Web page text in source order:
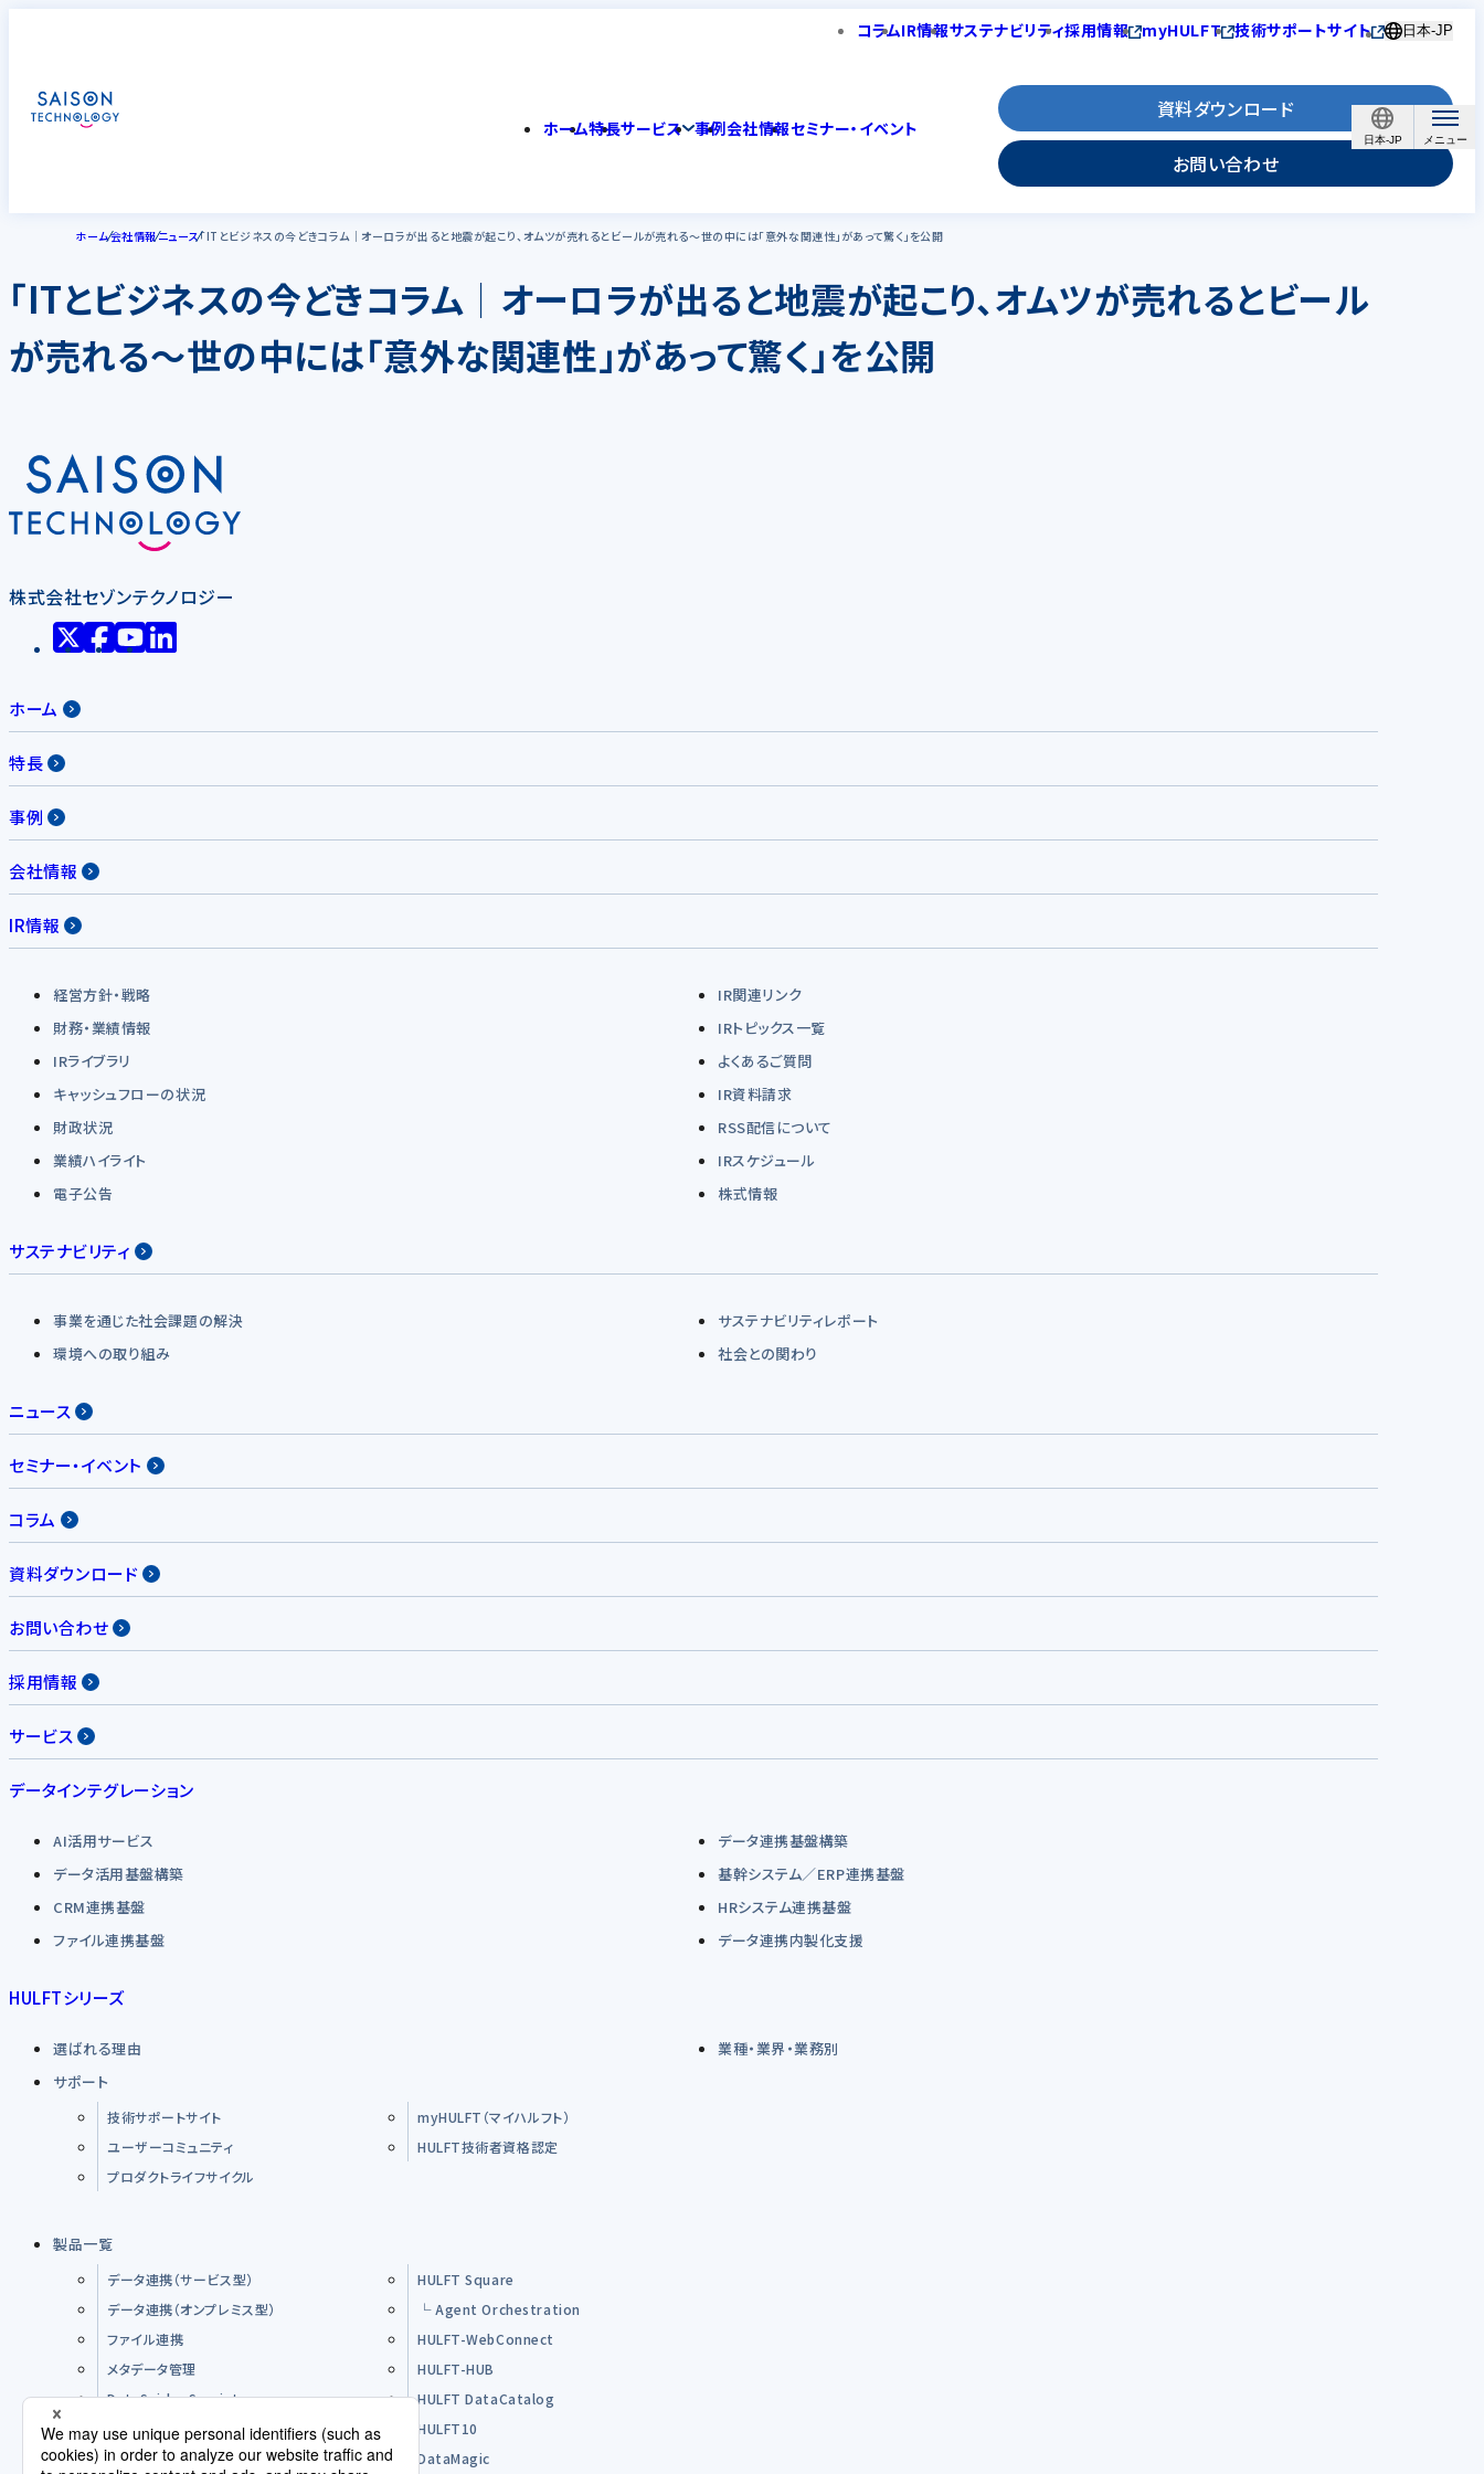
日本-JP
コラムIR情報サステナビリティ採用情報 myHULFT 技術サポートサイト 日本-JP
ホーム特長サービス 事例会社情報セミナー・イベント
資料ダウンロード
お問い合わせ
ホーム会社情報ニュース「ITとビジネスの今どきコラム│オーロラが出ると地震が起こり、オムツが売れるとビールが売れる～世の中には「意外な関連性」があって驚く」を公開
「ITとビジネスの今どきコラム│オーロラが出ると地震が起こり、オムツが売れるとビール
が売れる～世の中には「意外な関連性」があって驚く」を公開
株式会社セゾンテクノロジー
ホーム
特長
事例
会社情報
IR情報
経営方針・戦略
IR関連リンク
財務・業績情報
IRトピックス一覧
IRライブラリ
よくあるご質問
キャッシュフローの状況
IR資料請求
財政状況
RSS配信について
業績ハイライト
IRスケジュール
電子公告
株式情報
サステナビリティ
事業を通じた社会課題の解決
サステナビリティレポート
環境への取り組み
社会との関わり
ニュース
セミナー・イベント
コラム
資料ダウンロード
お問い合わせ
採用情報
サービス
データインテグレーション
AI活用サービス
データ連携基盤構築
データ活用基盤構築
基幹システム／ERP連携基盤
CRM連携基盤
HRシステム連携基盤
ファイル連携基盤
データ連携内製化支援
HULFTシリーズ
選ばれる理由
業種・業界・業務別
サポート
技術サポートサイト
myHULFT（マイハルフト）
ユーザーコミュニティ
HULFT技術者資格認定
プロダクトライフサイクル
製品一覧
データ連携（サービス型）
HULFT Square
データ連携（オンプレミス型）
└ Agent Orchestration
ファイル連携
HULFT-WebConnect
メタデータ管理
HULFT-HUB
DataSpider Servista
HULFT DataCatalog
その他製品
HULFT10
オープンソースソフトウエア（OSS）
DataMagic